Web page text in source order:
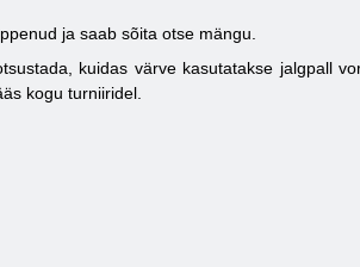
ja saab sõita otse mängu.
kuidas värve kasutatakse jalgpall
kogu turniiridel.